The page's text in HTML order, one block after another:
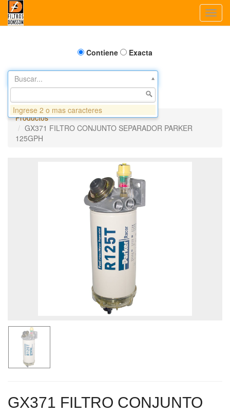
Contiene Exacta
Buscar...
Productos
GX371 FILTRO CONJUNTO SEPARADOR PARKER
125GPH
GX371 FILTRO CONJUNTO
Ingrese 2 o mas caracteres